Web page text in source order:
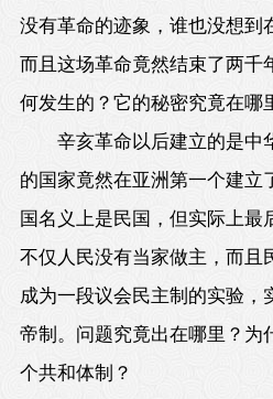
没有革命的迹象，谁也没想到
而且这场革命竟然结束了两千
何发生的？它的秘密究竟在哪
辛亥革命以后建立的是中
的国家竟然在亚洲第一个建立
国名义上是民国，但实际上最
不仅人民没有当家做主，而且
成为一段议会民主制的实验，
帝制。问题究竟出在哪里？为
个共和体制？